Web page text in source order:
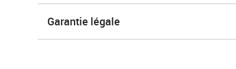
Garantie légale